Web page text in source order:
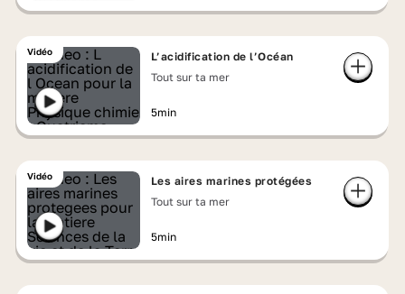
Vidéo
L’acidification de l’Océan
Tout sur ta mer
5min
Vidéo
Les aires marines protégées
Tout sur ta mer
5min